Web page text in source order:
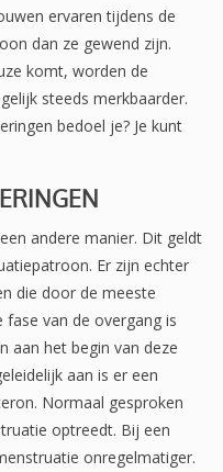
ervaren tijdens de
dan ze gewend zijn.
komt, worden de
steeds merkbaarder.
bedoel je? Je kunt
andere manier. Dit geldt
Er zijn echter
die door de meeste
van de overgang is
aan het begin van deze
aan is er een
Normaal gesproken
optreedt. Bij een
onregelmatiger.